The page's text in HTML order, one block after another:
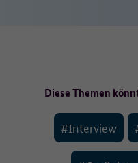
Diese Themen
#Interview